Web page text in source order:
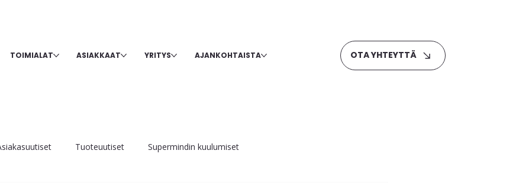
TOIMIALAT ASIAKKAAT YRITYS AJANKOHTAISTA OTA YHTEYTTÄ
Tuoteuutiset Supermindin kuulumiset